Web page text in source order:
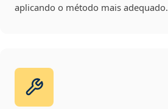
aplicando o método mais adequado.